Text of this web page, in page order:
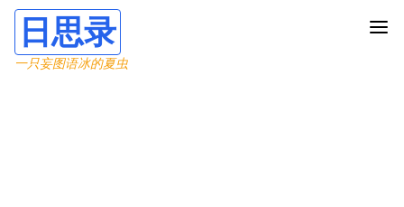
日思录
一只妄图语冰的夏虫